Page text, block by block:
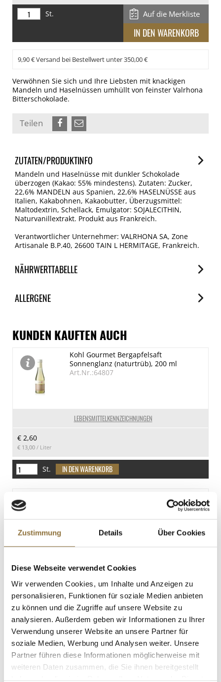
Zustimmung Details Über Cookies
Diese Webseite verwendet Cookies
Wir verwenden Cookies, um Inhalte und Anzeigen zu
personalisieren, Funktionen für soziale Medien anbieten
zu können und die Zugriffe auf unsere Website zu
analysieren. Außerdem geben wir Informationen zu Ihrer
Verwendung unserer Website an unsere Partner für
soziale Medien, Werbung und Analysen weiter. Unsere
Partner führen diese Informationen möglicherweise mit
weiteren Daten zusammen, die Sie ihnen bereitgestellt
St.
Auf die Merkliste
9,90 € Versand bei Bestellwert unter 350,00 €
Verwöhnen Sie sich und Ihre Liebsten mit knackigen
Mandeln und Haselnüssen umhüllt von feinster Valrhona
Bitterschokolade.
Teilen
ZUTATEN/PRODUKTINFO
Mandeln und Haselnüsse mit dunkler Schokolade
überzogen (Kakao: 55% mindestens). Zutaten: Zucker,
22,6% MANDELN aus Spanien, 22,6% HASELNÜSSE aus
Italien, Kakabohnen, Kakaobutter, Überzugsmittel:
Maltodextrin, Schellack, Emulgator: SOJALECITHIN,
Naturvanillextrakt. Produkt aus Frankreich.
Verantwortlicher Unternehmer: VALRHONA SA, Zone
Artisanale B.P.40, 26600 TAIN L HERMITAGE, Frankreich.
NÄHRWERTTABELLE
je 100g
Fett
49 g
davon gesättigte Fettsäuren
16 g
26 g
Eiweiß
12 g
Salz
ALLERGENE
Spuren / Enthalten
Glutenhaltige Getreide
Spuren
Eier
Spuren
Enthalten
Milch
Spuren
Sojabohnen
KUNDEN KAUFTEN AUCH
LEBENSMITTELKENNZEICHNUNGEN
Kohl Gourmet Bergapfelsaft
Sonnenglanz (naturtrüb), 200 ml
Art.Nr.:64807
€ 2,60
€ 13,00 / Liter
St.
Cashewbasis, Mozzarella Geschmack als
Art.Nr.:65855
€ 5,10
€ 31,88 / kg
St.
Chicken Karaage, panierte
Hühnchenstücke, Ajinomoto, TK, 600 g
Art.Nr.:63547